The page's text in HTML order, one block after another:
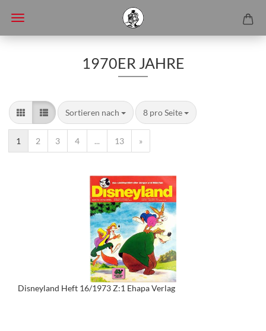
1970ER JAHRE
Sortieren nach 8 pro Seite
1 2 3 4 ... 13 »
Disneyland Heft 16/1973 Z:1 Ehapa Verlag